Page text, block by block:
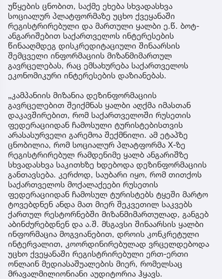
უწყების ცნობით, საქმე ეხება სხვადასხვა
სოციალურ პლატფორმაზე უცხო ქვეყანაში
რეგისტრირებული და მართული ყალბი ე.წ. ბოტ-
ანგარიშებით საქართველოს ინტერესების
წინააღმდეგ დისკრედიტაციული შინაარსის
შემცველი ინფორმაციის მიზანმიმართულ
გავრცელებას, რაც ემსახურება საქართველოს
ეკონომიკური ინტერესების დაზიანებას.
„კამპანიის მიზანია დეზინფორმაციის
გავრცელებით შეიქმნას ყალბი აღქმა იმასთან
დაკავშირებით, რომ საქართველოში რუსეთის
ფედერაციიდან ჩამოსული ტურისტებისთვის
არასასურველი გარემოა შექმნილი. ამ ეტაპზე
ცნობილია, რომ სოციალურ პლატფორმა X-ზე
რეგისტრირებულ რამდენიმე ყალბ ანგარიშზე
სხვადასხვა საკითხზე ხდებოდა დეზინფორმაციის
განთავსება. კერძოდ, საუბარი იყო, რომ თითქოს
საქართველოს მოქალაქეები რუსეთის
ფედერაციიდან ჩამოსულ ტურისტებს ტყეში მარტო
ტოვებდნენ ანდა მათ მიერ შეკვეთილ საკვებს
ქართულ რესტორნებში მიზანმიმართულად, განგებ
აბინძურებდნენ და ა.შ. მსგავსი შინაარსის ყალბი
ინფორმაცია მოგვიანებით, დროის კონკრეტული
ინტერვალით, კოორდინირებულად ვრცელდებოდა
უცხო ქვეყანაში რეგისტრირებული ერთ-ერთი
ონლაინ მედიასაშუალების მიერ, რომელსაც
მრავალმილიონიანი აუდიტორია ჰყავს.